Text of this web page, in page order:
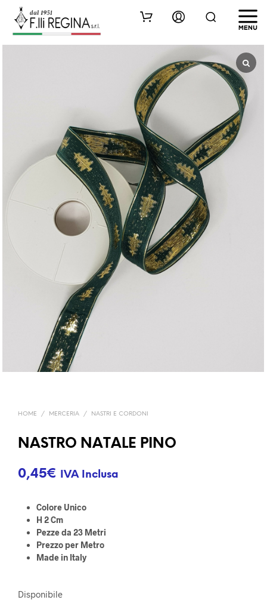
HOME / MERCERIA / NASTRI E CORDONI
NASTRO NATALE PINO
0,45€ IVA Inclusa
Colore Unico
H 2 Cm
Pezze da 23 Metri
Prezzo per Metro
Made in Italy
Disponibile